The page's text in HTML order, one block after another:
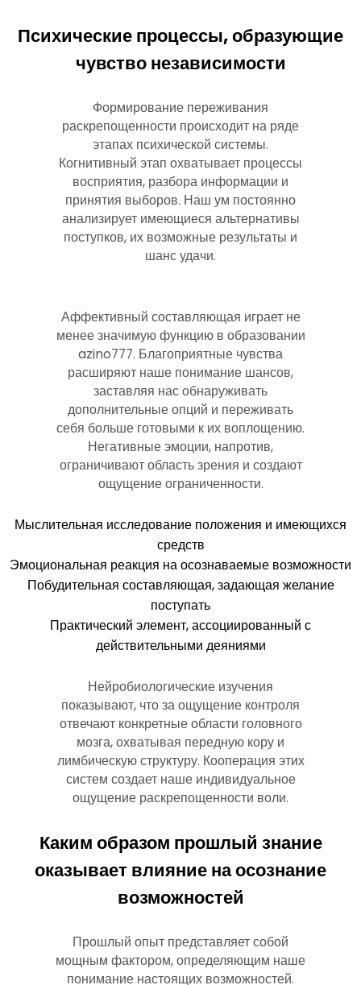
Психические процессы, образующие
чувство независимости
Формирование переживания
раскрепощенности происходит на ряде
этапах психической системы.
Когнитивный этап охватывает процессы
восприятия, разбора информации и
принятия выборов. Наш ум постоянно
анализирует имеющиеся альтернативы
поступков, их возможные результаты и
шанс удачи.
Аффективный составляющая играет не
менее значимую функцию в образовании
azino777. Благоприятные чувства
расширяют наше понимание шансов,
заставляя нас обнаруживать
дополнительные опций и переживать
себя больше готовыми к их воплощению.
Негативные эмоции, напротив,
ограничивают область зрения и создают
ощущение ограниченности.
Мыслительная исследование положения и имеющихся
средств
Эмоциональная реакция на осознаваемые возможности
Побудительная составляющая, задающая желание
поступать
Практический элемент, ассоциированный с
действительными деяниями
Нейробиологические изучения
показывают, что за ощущение контроля
отвечают конкретные области головного
мозга, охватывая передную кору и
лимбическую структуру. Кооперация этих
систем создает наше индивидуальное
ощущение раскрепощенности воли.
Каким образом прошлый знание
оказывает влияние на осознание
возможностей
Прошлый опыт представляет собой
мощным фактором, определяющим наше
понимание настоящих возможностей.